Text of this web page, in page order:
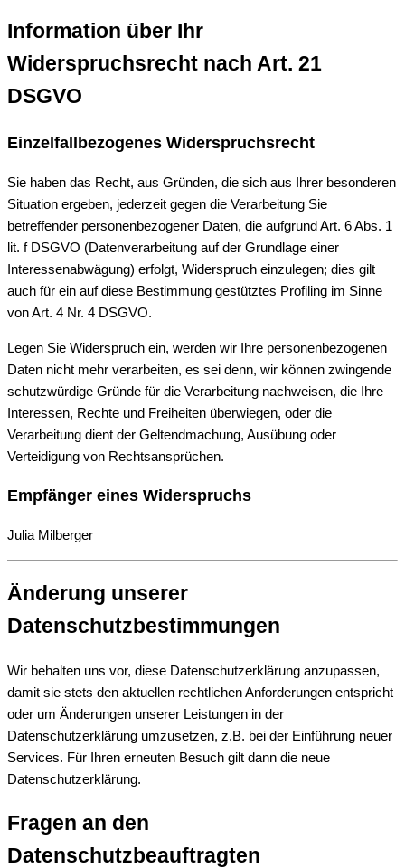
Information über Ihr
Widerspruchsrecht nach Art. 21
DSGVO
Einzelfallbezogenes Widerspruchsrecht
Sie haben das Recht, aus Gründen, die sich aus Ihrer besonderen
Situation ergeben, jederzeit gegen die Verarbeitung Sie
betreffender personenbezogener Daten, die aufgrund Art. 6 Abs. 1
lit. f DSGVO (Datenverarbeitung auf der Grundlage einer
Interessenabwägung) erfolgt, Widerspruch einzulegen; dies gilt
auch für ein auf diese Bestimmung gestütztes Profiling im Sinne
von Art. 4 Nr. 4 DSGVO.
Legen Sie Widerspruch ein, werden wir Ihre personenbezogenen
Daten nicht mehr verarbeiten, es sei denn, wir können zwingende
schutzwürdige Gründe für die Verarbeitung nachweisen, die Ihre
Interessen, Rechte und Freiheiten überwiegen, oder die
Verarbeitung dient der Geltendmachung, Ausübung oder
Verteidigung von Rechtsansprüchen.
Empfänger eines Widerspruchs
Julia Milberger
Änderung unserer
Datenschutzbestimmungen
Wir behalten uns vor, diese Datenschutzerklärung anzupassen,
damit sie stets den aktuellen rechtlichen Anforderungen entspricht
oder um Änderungen unserer Leistungen in der
Datenschutzerklärung umzusetzen, z.B. bei der Einführung neuer
Services. Für Ihren erneuten Besuch gilt dann die neue
Datenschutzerklärung.
Fragen an den
Datenschutzbeauftragten